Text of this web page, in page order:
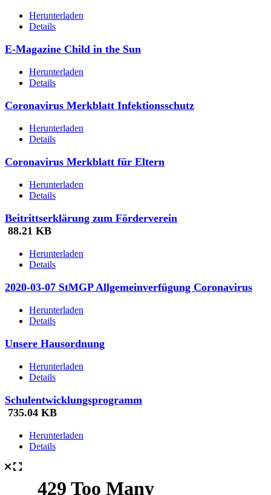
Herunterladen
Details
E-Magazine Child in the Sun
Herunterladen
Details
Coronavirus Merkblatt Infektionsschutz
Herunterladen
Details
Coronavirus Merkblatt für Eltern
Herunterladen
Details
Beitrittserklärung zum Förderverein
88.21 KB
Herunterladen
Details
2020-03-07 StMGP Allgemeinverfügung Coronavirus
Herunterladen
Details
Unsere Hausordnung
Herunterladen
Details
Schulentwicklungsprogramm
735.04 KB
Herunterladen
Details